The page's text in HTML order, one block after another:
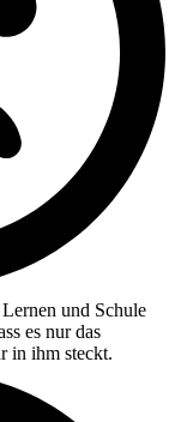
und Schule
es nur das
in ihm steckt.